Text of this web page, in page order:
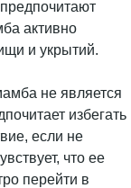
активно
и укрытий.
не является
избегать
если не
что ее
перейти в